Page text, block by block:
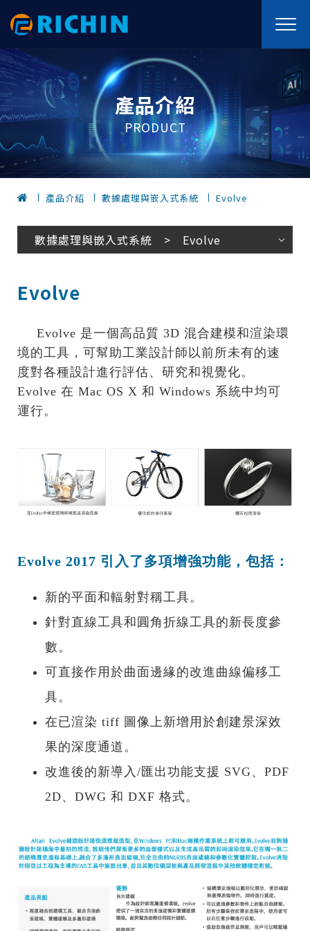
產品介紹
PRODUCT
產品介紹 數據處理與嵌入式系統 Evolve
數據處理與嵌入式系統 > Evolve
Evolve
Evolve 是一個高品質 3D 混合建模和渲染環
境的工具，可幫助工業設計師以前所未有的速
度對各種設計進行評估、研究和視覺化。
Evolve 在 Mac OS X 和 Windows 系統中均可
運行。
Evolve 2017 引入了多項增強功能，包括：
新的平面和輻射對稱工具。
針對直線工具和圓角折線工具的新長度參
數。
可直接作用於曲面邊緣的改進曲線偏移工
具。
在已渲染 tiff 圖像上新增用於創建景深效
果的深度通道。
改進後的新導入/匯出功能支援 SVG、PDF
2D、DWG 和 DXF 格式。